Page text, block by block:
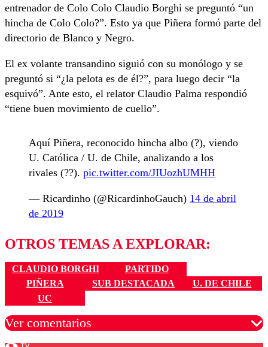
entrenador de Colo Colo Claudio Borghi se preguntó “un
hincha de Colo Colo?”. Esto ya que Piñera formó parte del
directorio de Blanco y Negro.
El ex volante transandino siguió con su monólogo y se
preguntó si “¿la pelota es de él?”, para luego decir “la
esquivó”. Ante esto, el relator Claudio Palma respondió
“tiene buen movimiento de cuello”.
Aquí Piñera, reconocido hincha albo (?), viendo
U. Católica / U. de Chile, analizando a los
rivales (??). pic.twitter.com/JIUozhUMHH
— Ricardinho (@RicardinhoGauch) 14 de abril
de 2019
OTROS TEMAS A EXPLORAR:
CLAUDIO BORGHI
PARTIDO
PIÑERA
SUB DESTACADA
U. DE CHILE
UC
Ver comentarios